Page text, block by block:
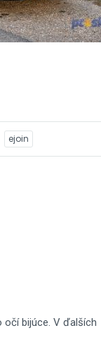
ejoin
očí bijúce. V ďalších